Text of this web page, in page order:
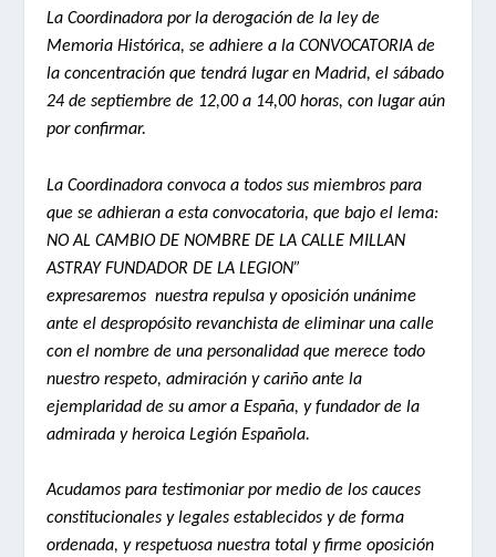
La Coordinadora por la derogación de la ley de
Memoria Histórica, se adhiere a la CONVOCATORIA de
la concentración que tendrá lugar en Madrid, el sábado
24 de septiembre de 12,00 a 14,00 horas, con lugar aún
por confirmar.
La Coordinadora convoca a todos sus miembros para
que se adhieran a esta convocatoria, que bajo el lema:
NO AL CAMBIO DE NOMBRE DE LA CALLE MILLAN
ASTRAY FUNDADOR DE LA LEGION”
expresaremos nuestra repulsa y oposición unánime
ante el despropósito revanchista de eliminar una calle
con el nombre de una personalidad que merece todo
nuestro respeto, admiración y cariño ante la
ejemplaridad de su amor a España, y fundador de la
admirada y heroica Legión Española.
Acudamos para testimoniar por medio de los cauces
constitucionales y legales establecidos y de forma
ordenada, y respetuosa nuestra total y firme oposición